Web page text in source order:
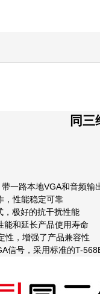
同
一路本地VGA和音频输
，性能稳定可靠
，极好的抗干扰性能
能和延长产品使用寿命
性，增强了产品兼容性
信号，采用标准的T-